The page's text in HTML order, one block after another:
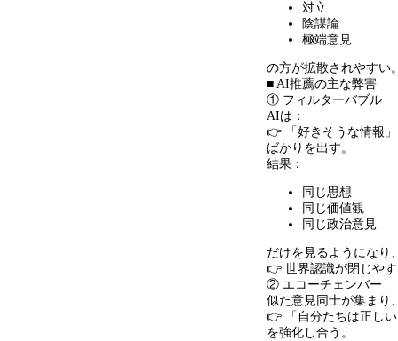
対立
陰謀論
極端意見
の方が拡散されやすい
■ AI推薦の主な弊害
① フィルターバブル
AIは：
👉 「好きそうな情報」
ばかりを出す。
結果：
同じ思想
同じ価値観
同じ政治意見
だけを見るようになり
👉 世界認識が閉じや
② エコーチェンバー
似た意見同士が集まり
👉 「自分たちは正し
を強化し合う。